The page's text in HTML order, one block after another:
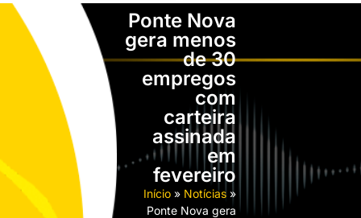
Ponte Nova
gera menos
de 30
empregos
com
carteira
assinada
em
fevereiro
Início » Notícias »
Ponte Nova gera